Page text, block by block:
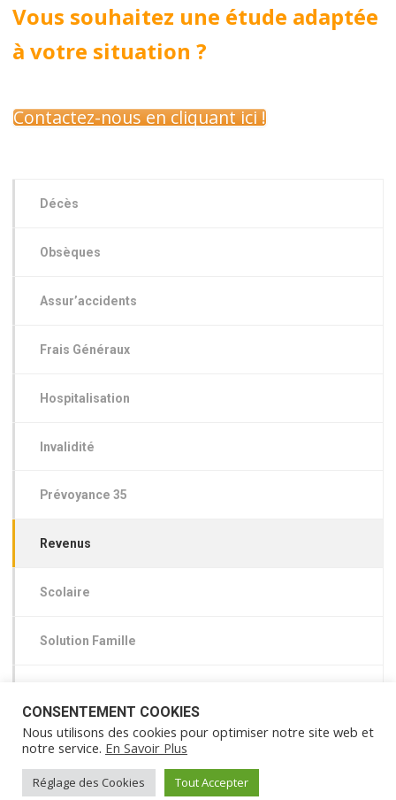
Vous souhaitez une étude adaptée
à votre situation ?
Contactez-nous en cliquant ici !
Décès
Obsèques
Assur’accidents
Frais Généraux
Hospitalisation
Invalidité
Prévoyance 35
Revenus
Scolaire
Solution Famille
© 2015 Mutuelle de l’Est – Bresse Assurances –
CONSENTEMENT COOKIES
Nous utilisons des cookies pour optimiser notre site web et
notre service. En Savoir Plus
Réglage des Cookies Tout Accepter